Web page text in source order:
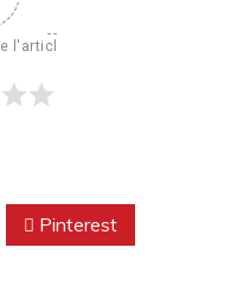
l'articl
Pinterest